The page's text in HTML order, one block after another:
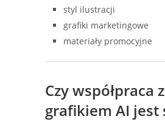
styl ilustracji
grafiki marketingowe
materiały promocyjne
Czy współpraca z
grafikiem AI jest